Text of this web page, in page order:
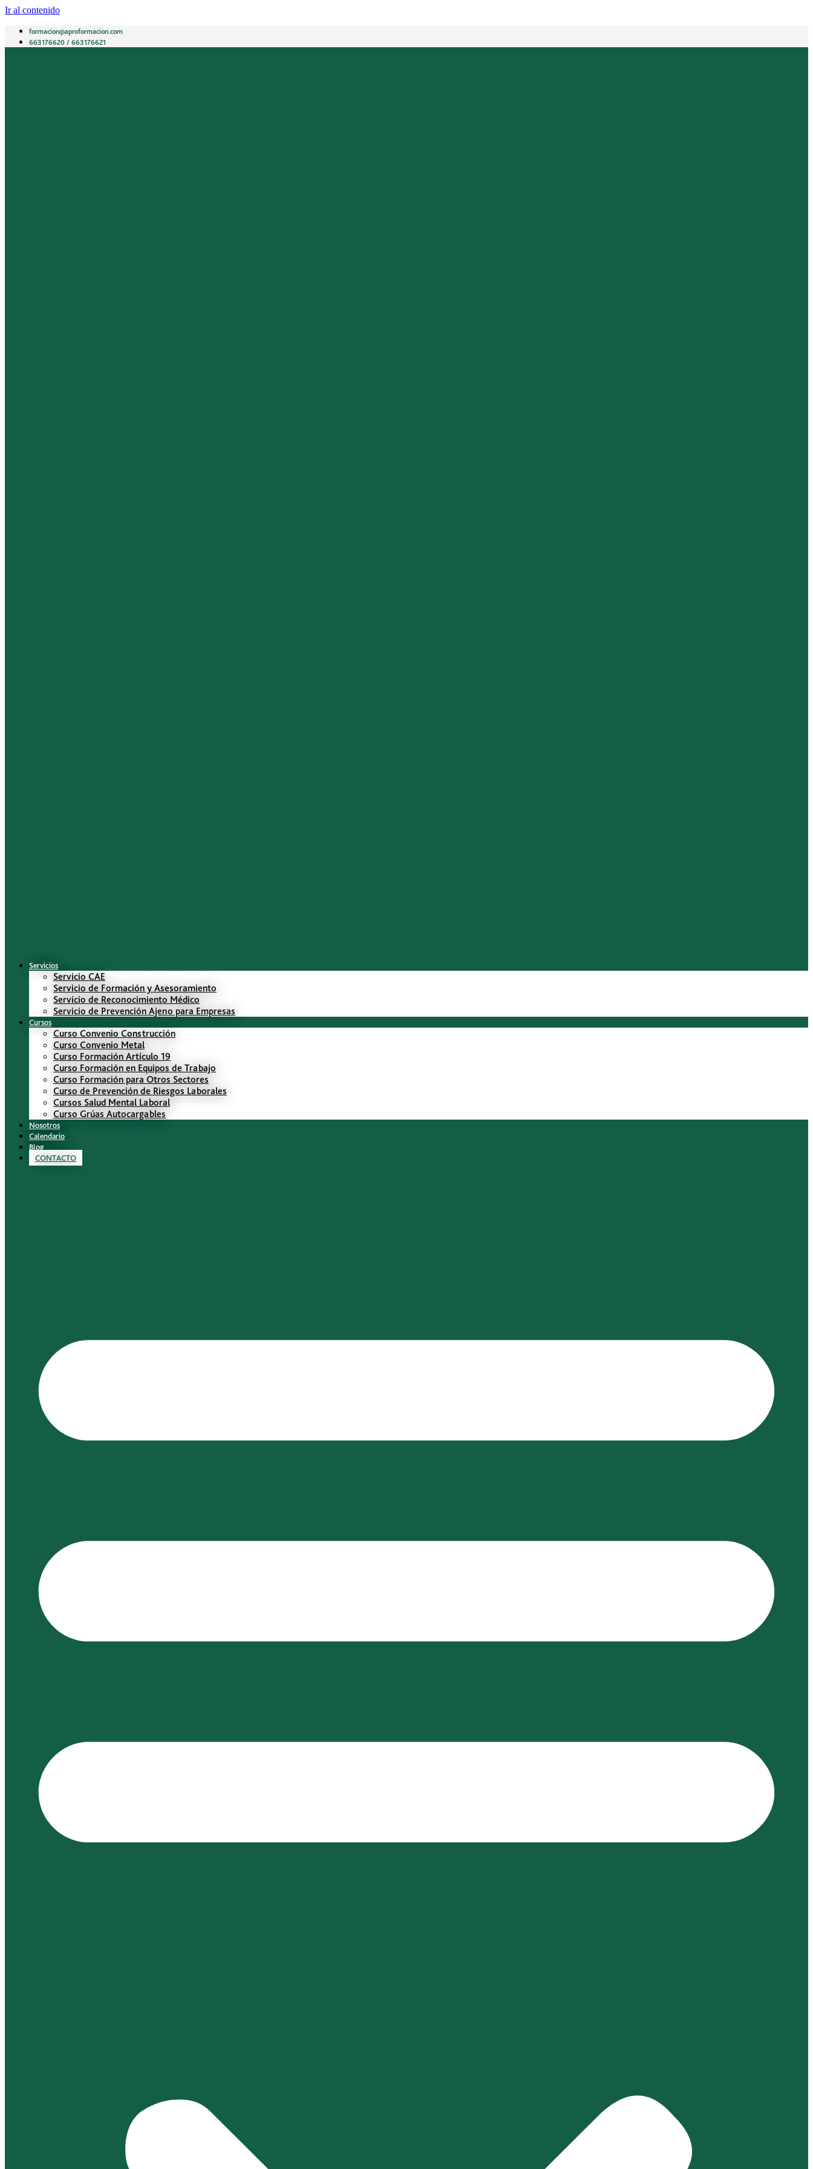
Ir al contenido
formacion@aproformacion.com
663176620 / 663176621
Servicios
Servicio CAE
Servicio de Formación y Asesoramiento
Servicio de Reconocimiento Médico
Servicio de Prevención Ajeno para Empresas
Cursos
Curso Convenio Construcción
Curso Convenio Metal
Curso Formación Artículo 19
Curso Formación en Equipos de Trabajo
Curso Formación para Otros Sectores
Curso de Prevención de Riesgos Laborales
Cursos Salud Mental Laboral
Curso Grúas Autocargables
Nosotros
Calendario
Blog
CONTACTO